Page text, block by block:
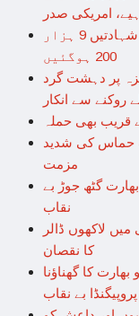
امریکی صدر
اسرائیل نے غزہ کو چاروں طرف سے گھیرلیا، شہادتیں 9 ہزار
200 ہوگئیں
پر دہشت گرد
روکنے سے انکار
قریب بھی حملہ
حماس کی شدید
گٹھ جوڑ بے
نقاب
لاکھوں ڈالر
کا نقصان
کا گھناؤنا
پروپیگنڈا بے نقاب